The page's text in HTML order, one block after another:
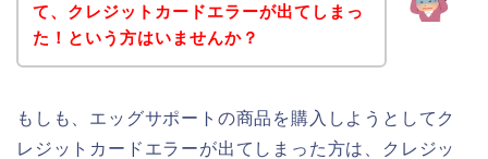
て、クレジットカードエラーが出てしまっ
た！という方はいませんか？
もしも、エッグサポートの商品を購入しようとしてク
レジットカードエラーが出てしまった方は、クレジッ